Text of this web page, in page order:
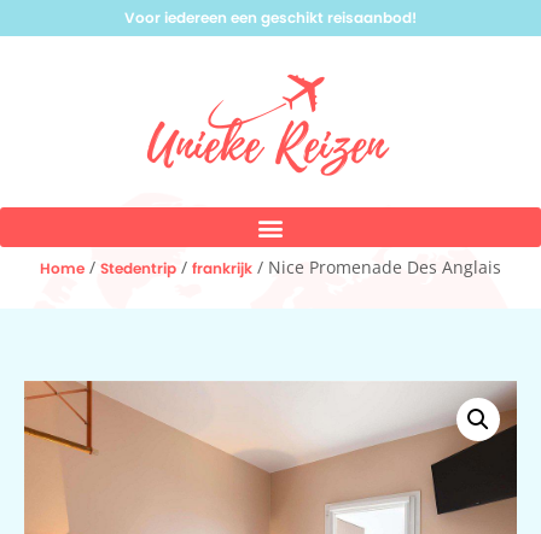
Voor iedereen een geschikt reisaanbod!
Home / Stedentrip / frankrijk / Nice Promenade Des Anglais